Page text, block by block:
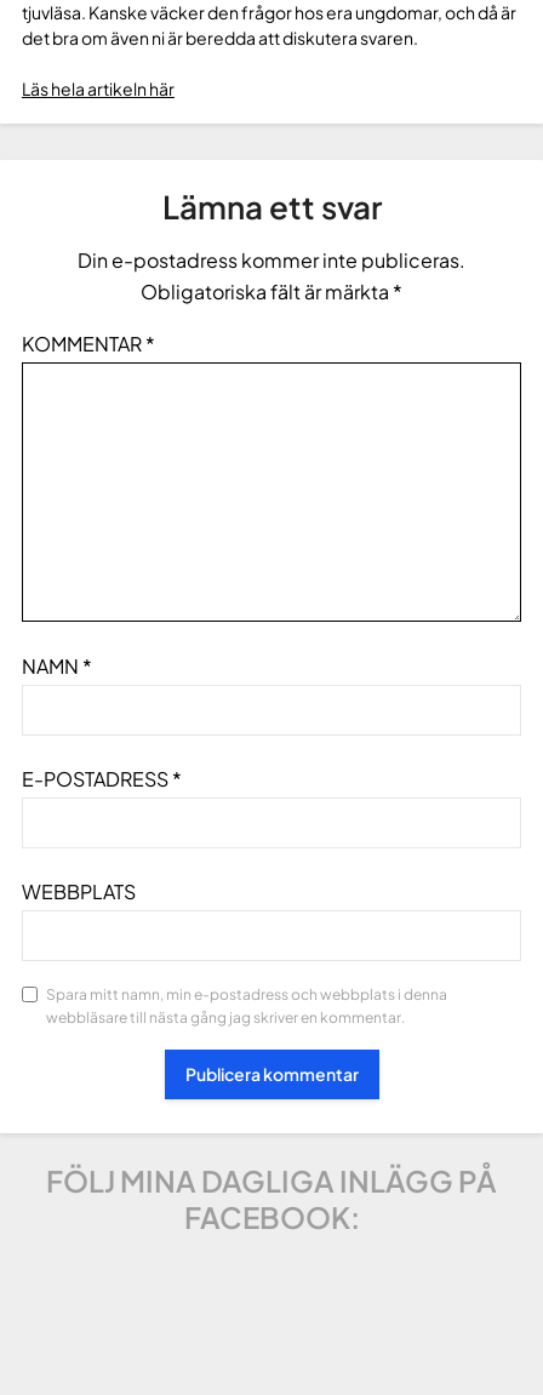
tjuvläsa. Kanske väcker den frågor hos era ungdomar, och då är
det bra om även ni är beredda att diskutera svaren.
Läs hela artikeln här
Lämna ett svar
Din e-postadress kommer inte publiceras.
Obligatoriska fält är märkta *
KOMMENTAR*
NAMN *
E-POSTADRESS*
WEBBPLATS
Spara mitt namn, min e-postadress och webbplats i denna
webbläsare till nästa gång jag skriver en kommentar.
FÖLJ MINA DAGLIGA INLÄGG PÅ
FACEBOOK: